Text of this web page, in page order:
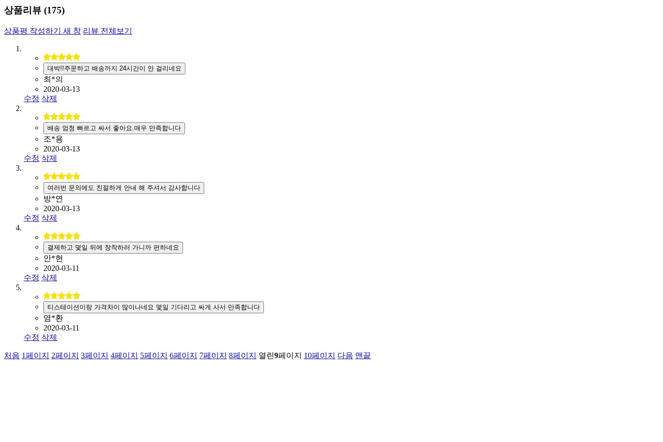
상품리뷰 (175)
상품평 작성하기 새 창 리뷰 전체보기
대박!!주문하고 배송까지 24시간이 안 걸리네요
최*의
2020-03-13
수정 삭제
배송 엄청 빠르고 싸서 좋아요.매우 만족합니다
조*용
2020-03-13
수정 삭제
여러번 문의에도 친절하게 안내 해 주셔서 감사합니다
방*연
2020-03-13
수정 삭제
결제하고 몇일 뒤에 장착하러 가니까 편하네요
안*현
2020-03-11
수정 삭제
티스테이션이랑 가격차이 많이나네요 몇일 기다리고 싸게 사서 만족합니다
염*환
2020-03-11
수정 삭제
처음 1페이지 2페이지 3페이지 4페이지 5페이지 6페이지 7페이지 8페이지 열린9페이지 10페이지 다음 맨끝